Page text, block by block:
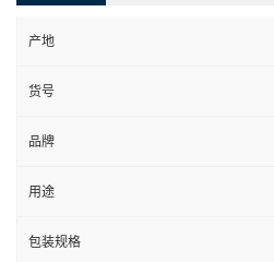
产地
货号
品牌
用途
包装规格